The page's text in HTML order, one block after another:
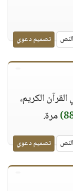
تصميم دعوي
الكريم،
مرة.
تصميم دعوي